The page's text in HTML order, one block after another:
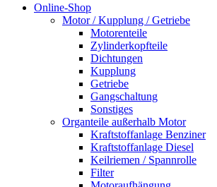
Online-Shop
Motor / Kupplung / Getriebe
Motorenteile
Zylinderkopfteile
Dichtungen
Kupplung
Getriebe
Gangschaltung
Sonstiges
Organteile außerhalb Motor
Kraftstoffanlage Benziner
Kraftstoffanlage Diesel
Keilriemen / Spannrolle
Filter